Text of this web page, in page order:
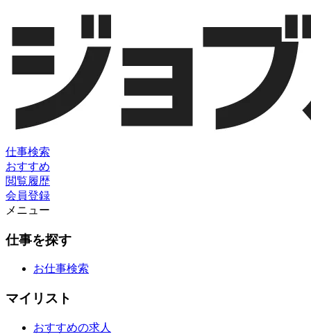
仕事検索
おすすめ
閲覧履歴
会員登録
メニュー
仕事を探す
お仕事検索
マイリスト
おすすめの求人